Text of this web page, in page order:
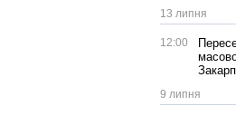
13 липня
12:00
9 липня